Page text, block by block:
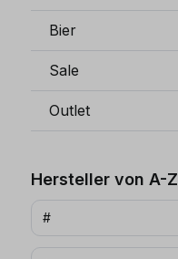
Bier
Sale
Outlet
Hersteller von A-Z
#